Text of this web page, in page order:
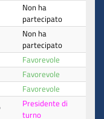
Non ha
partecipato
Non ha
partecipato
Favorevole
Favorevole
Favorevole
Presidente di
turno